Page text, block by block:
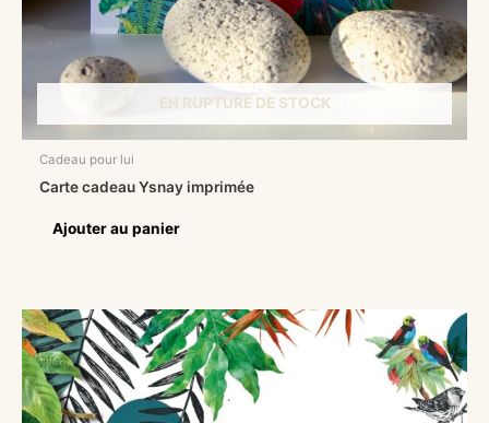
EN RUPTURE DE STOCK
Cadeau pour lui
Carte cadeau Ysnay imprimée
Ajouter au panier